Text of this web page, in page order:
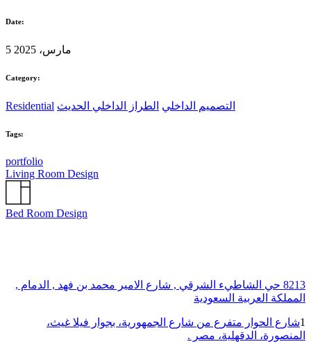
Date:
5 مارس، 2025
Category:
Residential التصميم الداخلي الطراز الداخلي الحديث
Tags:
portfolio
Living Room Design
Bed Room Design
8213 حي الشاطيء الشرقي , شارع الامير محمد بن فهد , الدمام ,
المملكة العربية السعودية
1شارع الحوار متفرع من شارع الجمهورية، بجوار فيلا غيث،
المنصورة، الدقهلية، مصر .